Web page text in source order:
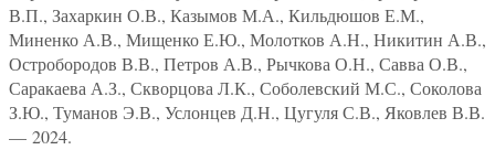
В.П., Захаркин О.В., Казымов М.А., Кильдюшов Е.М.,
Миненко А.В., Мищенко Е.Ю., Молотков А.Н., Никитин А.В.,
Остробородов В.В., Петров А.В., Рычкова О.Н., Савва О.В.,
Саракаева А.З., Скворцова Л.К., Соболевский М.С., Соколова
З.Ю., Туманов Э.В., Услонцев Д.Н., Цугуля С.В., Яковлев В.В.
— 2024.